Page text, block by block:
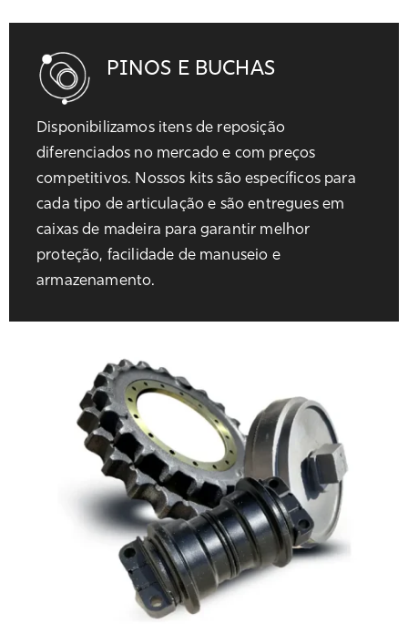
PINOS E BUCHAS
Disponibilizamos itens de reposição
diferenciados no mercado e com preços
competitivos. Nossos kits são específicos para
cada tipo de articulação e são entregues em
caixas de madeira para garantir melhor
proteção, facilidade de manuseio e
armazenamento.